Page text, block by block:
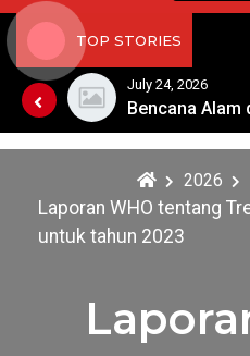
TOP STORIES
Krisis Iklim dan Dampaknya terhadap Keberlangsungan Hidup di Afrika
July 24, 2026
2026
Laporan WHO tentang
untuk tahun 2023